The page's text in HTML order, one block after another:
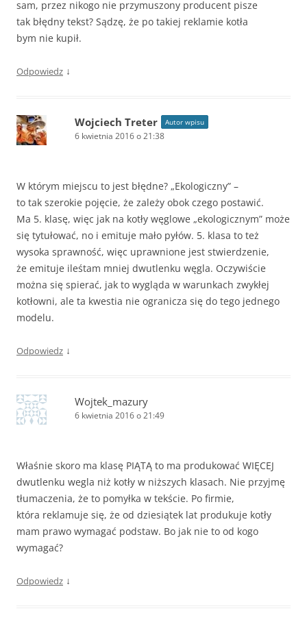
sam, przez nikogo nie przymuszony producent pisze
tak błędny tekst? Sądzę, że po takiej reklamie kotła
bym nie kupił.
Odpowiedz ↓
Wojciech Treter Autor wpisu
6 kwietnia 2016 o 21:38
W którym miejscu to jest błędne? „Ekologiczny” –
to tak szerokie pojęcie, że zależy obok czego postawić.
Ma 5. klasę, więc jak na kotły węglowe „ekologicznym” może
się tytułować, no i emituje mało pyłów. 5. klasa to też
wysoka sprawność, więc uprawnione jest stwierdzenie,
że emituje ileśtam mniej dwutlenku węgla. Oczywiście
można się spierać, jak to wygląda w warunkach zwykłej
kotłowni, ale ta kwestia nie ogranicza się do tego jednego
modelu.
Odpowiedz ↓
Wojtek_mazury
6 kwietnia 2016 o 21:49
Właśnie skoro ma klasę PIĄTĄ to ma produkować WIĘCEJ
dwutlenku wegla niż kotły w niższych klasach. Nie przyjmę
tłumaczenia, że to pomyłka w tekście. Po firmie,
która reklamuje się, że od dziesiątek lat produkuje kotły
mam prawo wymagać podstaw. Bo jak nie to od kogo
wymagać?
Odpowiedz ↓